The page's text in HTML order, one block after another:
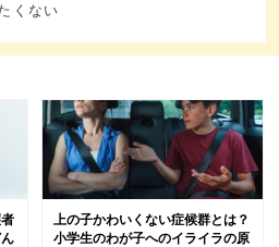
くない
上の子かわいくない症候群とは？
小学生のわが子へのイライラの原